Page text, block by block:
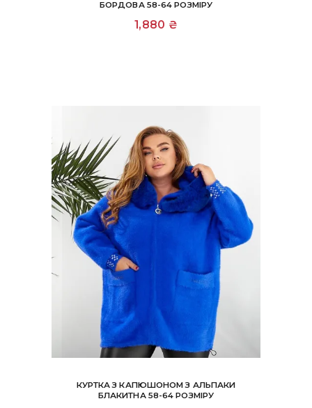
БОРДОВА 58-64 РОЗМІРУ
1,880 ₴
КУРТКА З КАПЮШОНОМ З АЛЬПАКИ
БЛАКИТНА 58-64 РОЗМІРУ